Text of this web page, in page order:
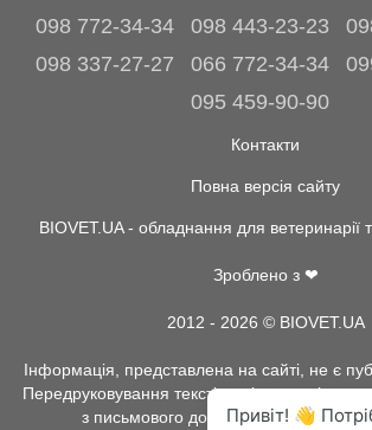
098 772-34-34 098 443-23-23
098 337-27-27
066 772-34-34
095 459-90-90
Контакти
Повна версія сайту
BIOVET.UA - обладнання для ветеринарії
Зроблено з ❤
2012 - 2026 © BIOVET.UA
Інформація, представлена на сайті, не є
Передруковування текстів та інше
з письмового дозволу адміністрації